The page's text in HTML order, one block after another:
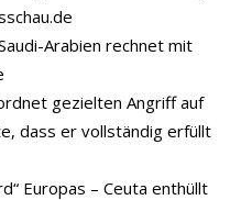
Arabien rechnet mit
gezielten Angriff auf
dass er vollständig erfüllt
Europas – Ceuta enthüllt